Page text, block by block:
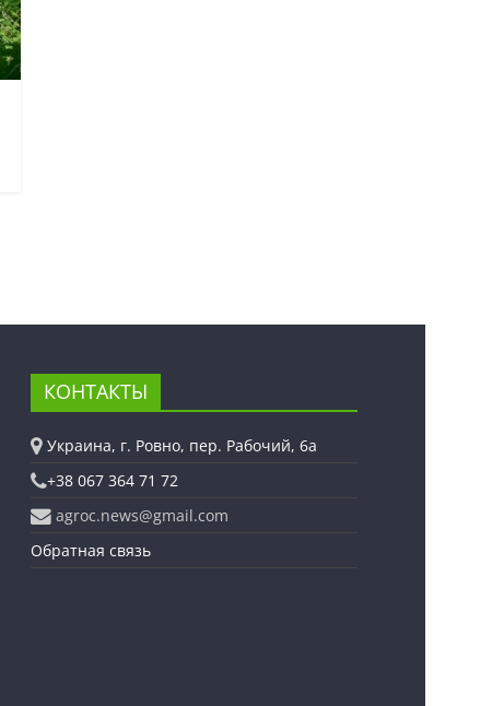
КОНТАКТЫ
Украина, г. Ровно, пер. Рабочий, 6а
+38 067 364 71 72
agroc.news@gmail.com
Обратная связь